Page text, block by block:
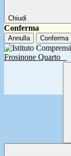
Chiudi
Conferma
Annulla Conferma
Frosinone Quarto